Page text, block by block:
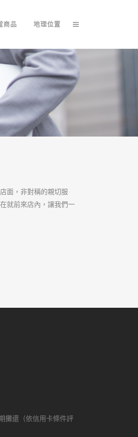
商品 地理位置
面，非對稱的親切服
就前來店內，讓我們一
攤還（依信用卡條件評